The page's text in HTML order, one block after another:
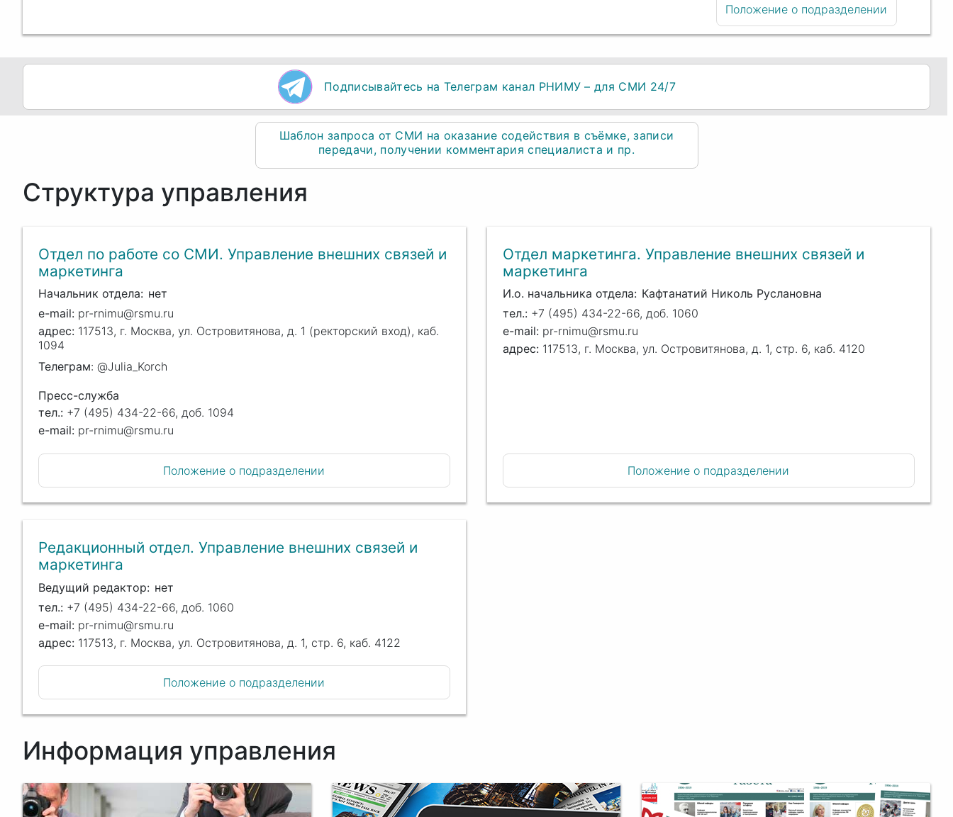
Положение о подразделении
Подписывайтесь на Телеграм канал РНИМУ – для СМИ 24/7
Шаблон запроса от СМИ на оказание содействия в съёмке, записи
передачи, получении комментария специалиста и пр.
Структура управления
Отдел по работе со СМИ. Управление внешних связей и
маркетинга
Начальник отдела
нет
pr-rnimu@rsmu.ru
117513, г. Москва, ул. Островитянова, д. 1 (ректорский вход), каб.
1094
Телеграм: @Julia_Korch
Пресс-служба
тел.: +7 (495) 434-22-66, доб. 1094
e-mail: pr-rnimu@rsmu.ru
Положение о подразделении
Отдел маркетинга. Управление внешних связей и
маркетинга
И.о. начальника отдела
Кафтанатий Николь Руслановна
+7 (495) 434-22-66, доб. 1060
pr-rnimu@rsmu.ru
117513, г. Москва, ул. Островитянова, д. 1, стр. 6, каб. 4120
Положение о подразделении
Редакционный отдел. Управление внешних связей и
маркетинга
Ведущий редактор
нет
+7 (495) 434-22-66, доб. 1060
pr-rnimu@rsmu.ru
117513, г. Москва, ул. Островитянова, д. 1, стр. 6, каб. 4122
Положение о подразделении
Информация управления